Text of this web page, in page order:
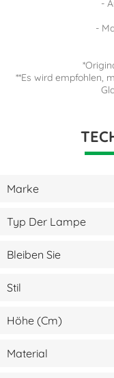
-
-
**Es wird empfohlen,
Marke
Typ Der Lampe
Bleiben Sie
Stil
Höhe (cm)
Material